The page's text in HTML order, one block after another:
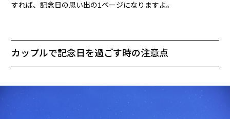
すれば、記念日の思い出の1ページになりますよ。
カップルで記念日を過ごす時の注意点